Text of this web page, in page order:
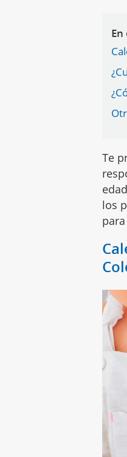
Te
los